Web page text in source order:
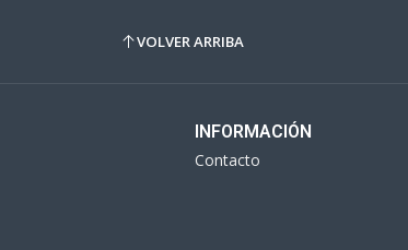
VOLVER ARRIBA
INFORMACIÓN
Contacto